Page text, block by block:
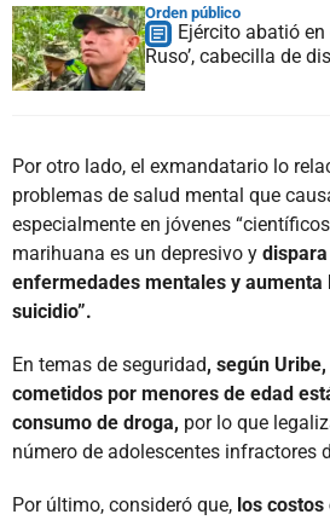
Orden público
Ejército abatió en
Ruso’, cabecilla de
Por otro lado, el exmandatario lo
problemas de salud mental que
especialmente en jóvenes
marihuana es un depresivo y
enfermedades mentales y aumenta
suicidio”.
En temas de seguridad, según
cometidos por menores de edad
consumo de droga, por lo que
número de adolescentes infractores
Por último, consideró que, los